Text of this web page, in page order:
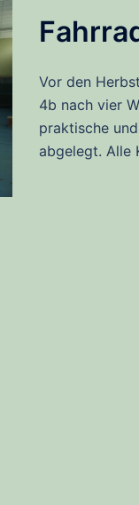
Vor den
4b nach vier
praktische
abgelegt. Alle